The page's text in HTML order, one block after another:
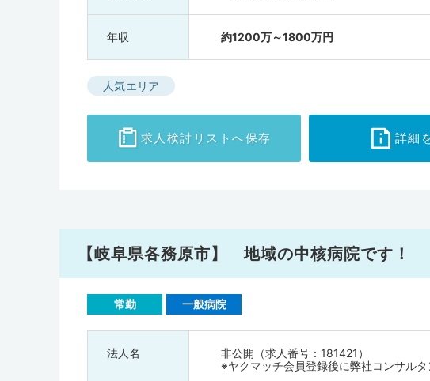
年収 約1200万～1800万円
人気エリア
求人検討 リストへ保存 詳細
【岐阜県各務原市】 地域の中核病院です！
常勤 一般病院
法人名
非公開（求人番号：181421）
※ヤクマッチ会員登録後に弊社コンサルタ